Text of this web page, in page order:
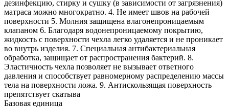
дезинфекцию, стирку и сушку (в зависимости от загрязнения)
матраса можно многократно. 4. Не имеет швов на рабочей
поверхности 5. Молния защищена влагонепроницаемым
клапаном 6. Благодаря водонепроницаемому покрытию,
жидкость с поверхности чехла легко удаляется и не проникает
во внутрь изделия. 7. Специальная антибактериальная
обработка, защищает от распространения бактерий. 8.
Эластичность чехла позволяет не вызывает ответного
давления и способствует равномерному распределению массы
тела на поверхности ложа. 9. Антискользящая поверхность
препятствует скатыва
Базовая единица